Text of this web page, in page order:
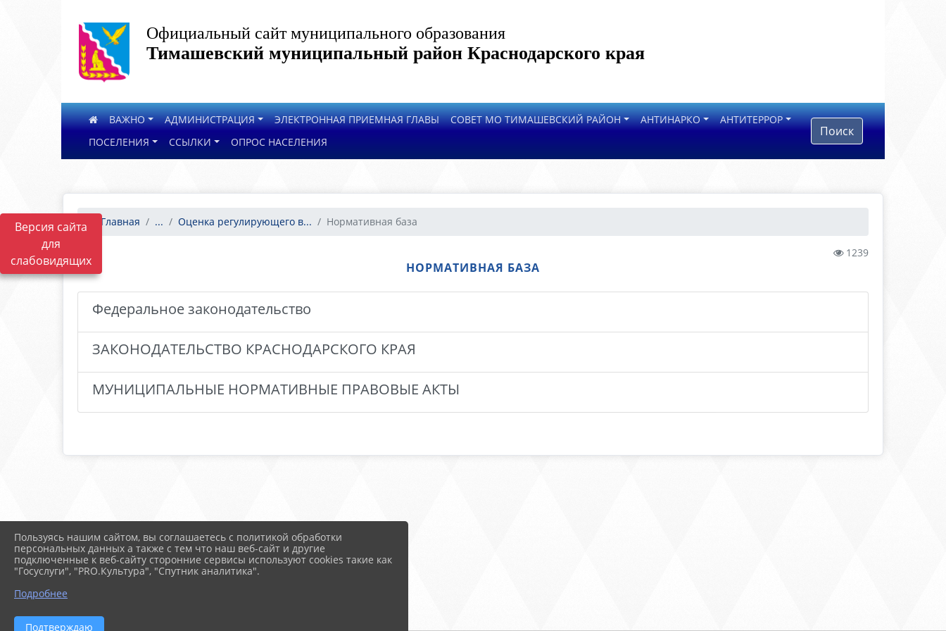
Версия сайта
для
слабовидящих
Официальный сайт муниципального образования
Тимашевский муниципальный район Краснодарского края
ВАЖНО АДМИНИСТРАЦИЯ ЭЛЕКТРОННАЯ ПРИЕМНАЯ ГЛАВЫ СОВЕТ МО ТИМАШЕВСКИЙ РАЙОН АНТИНАРКО
АНТИТЕРРОР
ПОСЕЛЕНИЯ
ССЫЛКИ ОПРОС НАСЕЛЕНИЯ
Поиск
Главная ... Оценка регулирующего в... Нормативная база
1239
НОРМАТИВНАЯ БАЗА
Федеральное законодательство
ЗАКОНОДАТЕЛЬСТВО КРАСНОДАРСКОГО КРАЯ
МУНИЦИПАЛЬНЫЕ НОРМАТИВНЫЕ ПРАВОВЫЕ АКТЫ
Пользуясь нашим сайтом, вы соглашаетесь с политикой обработки
персональных данных а также с тем что наш веб-сайт и другие
подключенные к веб-сайту сторонние сервисы используют cookies такие как
"Госуслуги", "PRO.Культура", "Спутник аналитика".
Подробнее
Подтверждаю